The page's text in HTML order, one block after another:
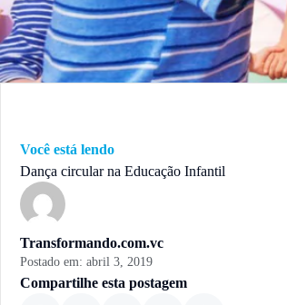
Você está lendo
Dança circular na Educação Infantil
Transformando.com.vc
Postado em: abril 3, 2019
Compartilhe esta postagem